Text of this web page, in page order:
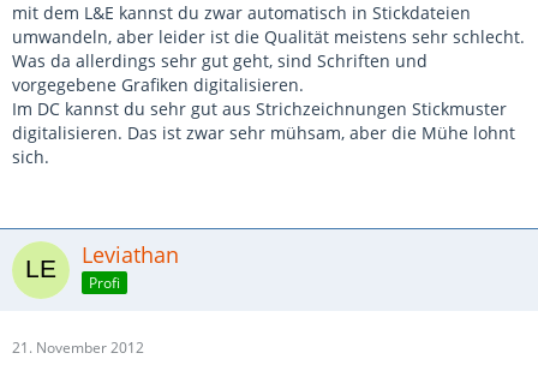
mit dem L&E kannst du zwar automatisch in Stickdateien
umwandeln, aber leider ist die Qualität meistens sehr schlecht.
Was da allerdings sehr gut geht, sind Schriften und
vorgegebene Grafiken digitalisieren.
Im DC kannst du sehr gut aus Strichzeichnungen Stickmuster
digitalisieren. Das ist zwar sehr mühsam, aber die Mühe lohnt
sich.
Leviathan
Profi
21. November 2012